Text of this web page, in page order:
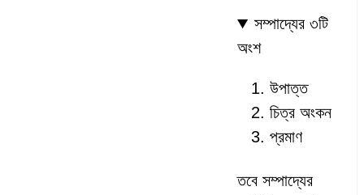
সম্পাদ্যের ৩টি
অংশ
উপাত্ত
চিত্র অংকন
প্রমাণ
তবে সম্পাদ্যের